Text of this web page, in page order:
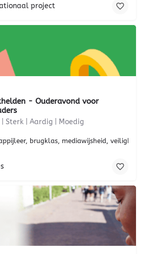
project
- Ouderavond voor
Sterk | Aardig | Moedig
brugklas, mediawijsheid, veiligheid,